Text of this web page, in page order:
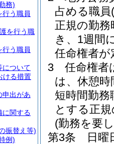
占める職員
正規の勤務
き、1週間
任命権者が
3
任命権者
は、休憩
短時間勤
とする正
(勤務を要
第3条
日曜
務)
行う職員
を行う職
行う職員
について
ける措置
申出があ
に関する
振替え等)
例)